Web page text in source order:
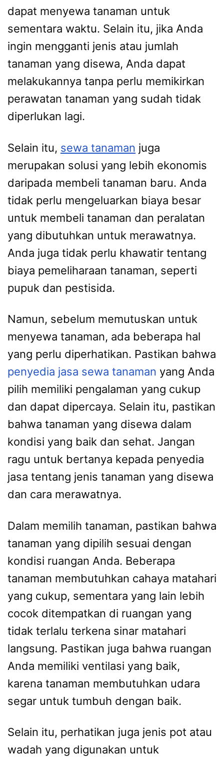
dapat menyewa tanaman untuk
sementara waktu. Selain itu, jika Anda
ingin mengganti jenis atau jumlah
tanaman yang disewa, Anda dapat
melakukannya tanpa perlu memikirkan
perawatan tanaman yang sudah tidak
diperlukan lagi.
Selain itu, sewa tanaman juga
merupakan solusi yang lebih ekonomis
daripada membeli tanaman baru. Anda
tidak perlu mengeluarkan biaya besar
untuk membeli tanaman dan peralatan
yang dibutuhkan untuk merawatnya.
Anda juga tidak perlu khawatir tentang
biaya pemeliharaan tanaman, seperti
pupuk dan pestisida.
Namun, sebelum memutuskan untuk
menyewa tanaman, ada beberapa hal
yang perlu diperhatikan. Pastikan bahwa
penyedia jasa sewa tanaman yang Anda
pilih memiliki pengalaman yang cukup
dan dapat dipercaya. Selain itu, pastikan
bahwa tanaman yang disewa dalam
kondisi yang baik dan sehat. Jangan
ragu untuk bertanya kepada penyedia
jasa tentang jenis tanaman yang disewa
dan cara merawatnya.
Dalam memilih tanaman, pastikan bahwa
tanaman yang dipilih sesuai dengan
kondisi ruangan Anda. Beberapa
tanaman membutuhkan cahaya matahari
yang cukup, sementara yang lain lebih
cocok ditempatkan di ruangan yang
tidak terlalu terkena sinar matahari
langsung. Pastikan juga bahwa ruangan
Anda memiliki ventilasi yang baik,
karena tanaman membutuhkan udara
segar untuk tumbuh dengan baik.
Selain itu, perhatikan juga jenis pot atau
wadah yang digunakan untuk